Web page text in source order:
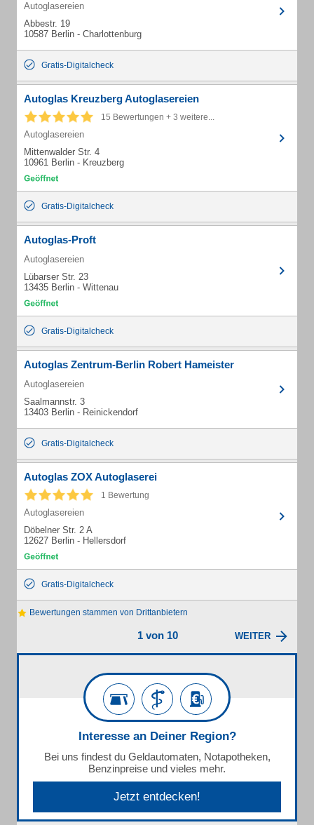
Autoglasereien
Abbestr. 19
10587 Berlin - Charlottenburg
Gratis-Digitalcheck
Autoglas Kreuzberg Autoglasereien
15 Bewertungen + 3 weitere...
Autoglasereien
Mittenwalder Str. 4
10961 Berlin - Kreuzberg
Gratis-Digitalcheck
Autoglas-Proft
Autoglasereien
Lübarser Str. 23
13435 Berlin - Wittenau
Gratis-Digitalcheck
Autoglas Zentrum-Berlin Robert Hameister
Autoglasereien
Saalmannstr. 3
13403 Berlin - Reinickendorf
Gratis-Digitalcheck
Autoglas ZOX Autoglaserei
1 Bewertung
Autoglasereien
Döbelner Str. 2 A
12627 Berlin - Hellersdorf
Gratis-Digitalcheck
Bewertungen stammen von Drittanbietern
1 von 10 WEITER
Interesse an Deiner Region?
Bei uns findest du Geldautomaten, Notapotheken,
Benzinpreise und vieles mehr.
Jetzt entdecken!